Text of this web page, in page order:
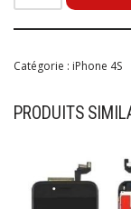
Catégorie : iPhone 4S
PRODUITS